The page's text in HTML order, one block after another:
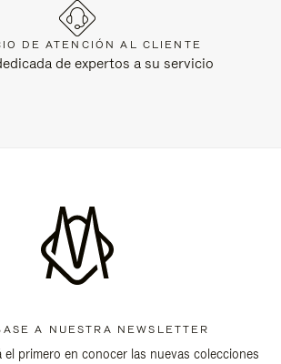
DE ATENCIÓN AL CLIENTE
de expertos a su servicio
A NUESTRA NEWSLETTER
el primero en conocer las nuevas colecciones